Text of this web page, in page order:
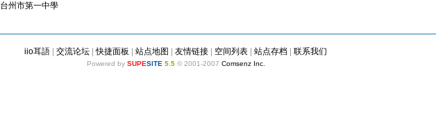
台州市第一中學
iio耳語 | 交流论坛 |快捷面板 | 站点地图 | 友情链接 | 空间列表 | 站点存档 | 联系我们
Powered by SUPESITE 5.5© 2001-2007 Comsenz Inc.